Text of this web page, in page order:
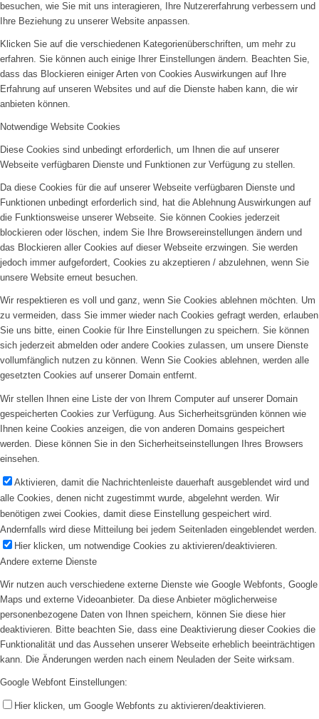
besuchen, wie Sie mit uns interagieren, Ihre Nutzererfahrung verbessern und
Ihre Beziehung zu unserer Website anpassen.
Klicken Sie auf die verschiedenen Kategorienüberschriften, um mehr zu
erfahren. Sie können auch einige Ihrer Einstellungen ändern. Beachten Sie,
dass das Blockieren einiger Arten von Cookies Auswirkungen auf Ihre
Erfahrung auf unseren Websites und auf die Dienste haben kann, die wir
anbieten können.
Notwendige Website Cookies
Diese Cookies sind unbedingt erforderlich, um Ihnen die auf unserer
Webseite verfügbaren Dienste und Funktionen zur Verfügung zu stellen.
Da diese Cookies für die auf unserer Webseite verfügbaren Dienste und
Funktionen unbedingt erforderlich sind, hat die Ablehnung Auswirkungen auf
die Funktionsweise unserer Webseite. Sie können Cookies jederzeit
blockieren oder löschen, indem Sie Ihre Browsereinstellungen ändern und
das Blockieren aller Cookies auf dieser Webseite erzwingen. Sie werden
jedoch immer aufgefordert, Cookies zu akzeptieren / abzulehnen, wenn Sie
unsere Website erneut besuchen.
Wir respektieren es voll und ganz, wenn Sie Cookies ablehnen möchten. Um
zu vermeiden, dass Sie immer wieder nach Cookies gefragt werden, erlauben
Sie uns bitte, einen Cookie für Ihre Einstellungen zu speichern. Sie können
sich jederzeit abmelden oder andere Cookies zulassen, um unsere Dienste
vollumfänglich nutzen zu können. Wenn Sie Cookies ablehnen, werden alle
gesetzten Cookies auf unserer Domain entfernt.
Wir stellen Ihnen eine Liste der von Ihrem Computer auf unserer Domain
gespeicherten Cookies zur Verfügung. Aus Sicherheitsgründen können wie
Ihnen keine Cookies anzeigen, die von anderen Domains gespeichert
werden. Diese können Sie in den Sicherheitseinstellungen Ihres Browsers
einsehen.
Aktivieren, damit die Nachrichtenleiste dauerhaft ausgeblendet wird und
alle Cookies, denen nicht zugestimmt wurde, abgelehnt werden. Wir
benötigen zwei Cookies, damit diese Einstellung gespeichert wird.
Andernfalls wird diese Mitteilung bei jedem Seitenladen eingeblendet werden.
Hier klicken, um notwendige Cookies zu aktivieren/deaktivieren.
Andere externe Dienste
Wir nutzen auch verschiedene externe Dienste wie Google Webfonts, Google
Maps und externe Videoanbieter. Da diese Anbieter möglicherweise
personenbezogene Daten von Ihnen speichern, können Sie diese hier
deaktivieren. Bitte beachten Sie, dass eine Deaktivierung dieser Cookies die
Funktionalität und das Aussehen unserer Webseite erheblich beeinträchtigen
kann. Die Änderungen werden nach einem Neuladen der Seite wirksam.
Google Webfont Einstellungen:
Hier klicken, um Google Webfonts zu aktivieren/deaktivieren.